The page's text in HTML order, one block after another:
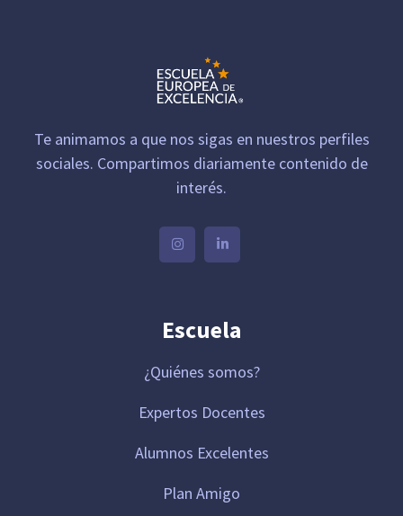
Te animamos a que nos sigas en nuestros perfiles
sociales. Compartimos diariamente contenido de
interés.
Escuela
¿Quiénes somos?
Expertos Docentes
Alumnos Excelentes
Plan Amigo